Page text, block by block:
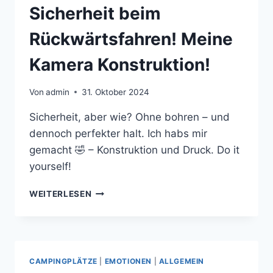
Sicherheit beim
Rückwärtsfahren! Meine
Kamera Konstruktion!
Von admin 31. Oktober 2024
Sicherheit, aber wie? Ohne bohren – und
dennoch perfekter halt. Ich habs mir
gemacht 🤣 – Konstruktion und Druck. Do it
yourself!
WEITERLESEN SICHERHEIT
KONSTRUKTION!
CAMPINGPLÄTZE EMOTIONEN ALLGEMEIN